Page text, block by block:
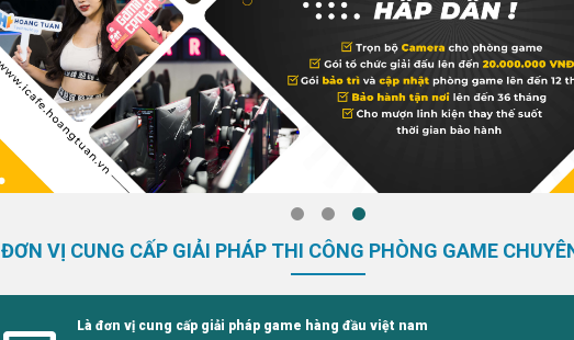
ĐƠN VỊ CUNG CẤP GIẢI PHÁP THI CÔNG PHÒNG GAME
Là đơn vị cung cấp giải pháp game hàng đầu việt nam